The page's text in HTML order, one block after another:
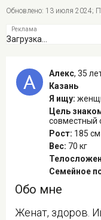
Обновлено: 13 июля 2024;
Загрузка...
Алекс, 35
Казань
Я ищу:
Цель
совместный
Рост: 185 см
Вес: 70 кг
Семейное
Обо мне
Женат, здоров.